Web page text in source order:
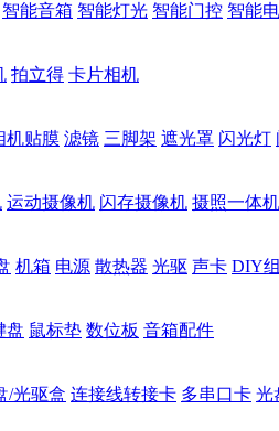
智能音箱 智能灯光 智能门控 智能
拍立得 卡片相机
机贴膜 滤镜 三脚架 遮光罩 闪光灯
运动摄像机 闪存摄像机 摄照一体机
机箱 电源 散热器 光驱 声卡 DIY
盘 鼠标垫 数位板 音箱配件
/光驱盒 连接线转接卡 多串口卡 光